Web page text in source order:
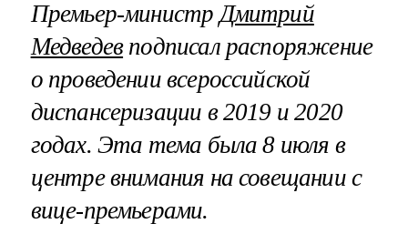
Премьер-министр Дмитрий
Медведевподписал распоряжение
о проведении всероссийской
диспансеризации в 2019 и 2020
годах. Эта тема была 8 июля в
центре внимания на совещании с
вице-премьерами.